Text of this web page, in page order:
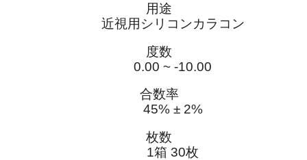
用途
近視用シリコンカラコン
度数
0.00 ~ -10.00
合数率
45% ± 2%
枚数
1箱 30枚